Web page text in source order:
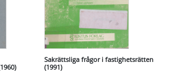
Sakrättsliga frågor i fastighetsrätten
(1991)